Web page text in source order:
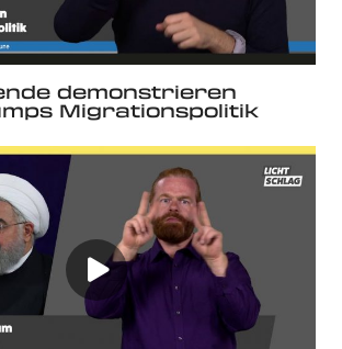
demonstrieren
Migrationspolitik